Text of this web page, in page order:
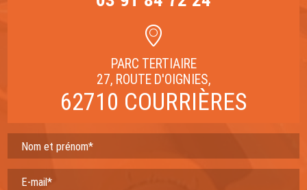
PARC TERTIAIRE
27, ROUTE D'OIGNIES,
62710 COURRIÈRES
Nom et prénom*
E-mail*